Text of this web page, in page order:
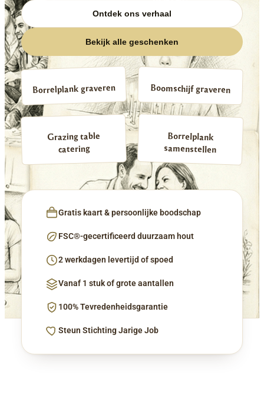
Ontdek ons verhaal
Bekijk alle geschenken
Borrelplank graveren Boomschijf graveren
Grazing table
catering
Borrelplank
samenstellen
Gratis kaart & persoonlijke boodschap
FSC®-gecertificeerd duurzaam hout
2 werkdagen levertijd of spoed
Vanaf 1 stuk of grote aantallen
100% Tevredenheidsgarantie
Steun Stichting Jarige Job